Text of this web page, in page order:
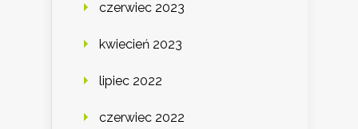
czerwiec 2023
kwiecień 2023
lipiec 2022
czerwiec 2022